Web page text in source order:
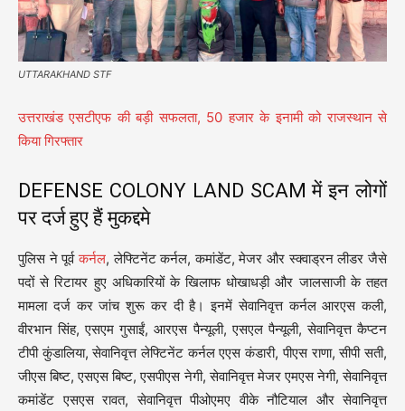
UTTARAKHAND STF
उत्तराखंड एसटीएफ की बड़ी सफलता, 50 हजार के इनामी को राजस्थान से
किया गिरफ्तार
DEFENSE COLONY LAND SCAM में इन लोगों
पर दर्ज हुए हैं मुकद्दमे
पुलिस ने पूर्वकर्नल, लेफ्टिनेंट कर्नल, कमांडेंट, मेजर और स्क्वाड्रन लीडर जैसे
पदों से रिटायर हुए अधिकारियों के खिलाफ धोखाधड़ी और जालसाजी के तहत
मामला दर्ज कर जांच शुरू कर दी है। इनमें सेवानिवृत्त कर्नल आरएस कली,
वीरभान सिंह, एसएम गुसाईं, आरएस पैन्यूली, एसएल पैन्यूली, सेवानिवृत्त कैप्टन
टीपी कुंडालिया, सेवानिवृत्त लेफ्टिनेंट कर्नल एएस कंडारी, पीएस राणा, सीपी सती,
जीएस बिष्ट, एसएस बिष्ट, एसपीएस नेगी, सेवानिवृत्त मेजर एमएस नेगी, सेवानिवृत्त
कमांडेंट एसएस रावत, सेवानिवृत्त पीओएमए वीके नौटियाल और सेवानिवृत्त